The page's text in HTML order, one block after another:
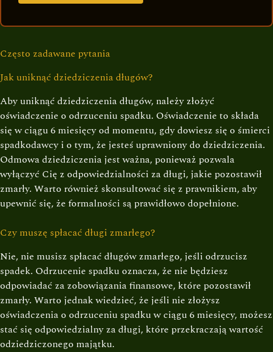
Często zadawane pytania
Jak uniknąć dziedziczenia długów?
Aby uniknąć dziedziczenia długów, należy złożyć
oświadczenie o odrzuceniu spadku. Oświadczenie to składa
się w ciągu 6 miesięcy od momentu, gdy dowiesz się o śmierci
spadkodawcy i o tym, że jesteś uprawniony do dziedziczenia.
Odmowa dziedziczenia jest ważna, ponieważ pozwala
wyłączyć Cię z odpowiedzialności za długi, jakie pozostawił
zmarły. Warto również skonsultować się z prawnikiem, aby
upewnić się, że formalności są prawidłowo dopełnione.
Czy muszę spłacać długi zmarłego?
Nie, nie musisz spłacać długów zmarłego, jeśli odrzucisz
spadek. Odrzucenie spadku oznacza, że nie będziesz
odpowiadać za zobowiązania finansowe, które pozostawił
zmarły. Warto jednak wiedzieć, że jeśli nie złożysz
oświadczenia o odrzuceniu spadku w ciągu 6 miesięcy, możesz
stać się odpowiedzialny za długi, które przekraczają wartość
odziedziczonego majątku.